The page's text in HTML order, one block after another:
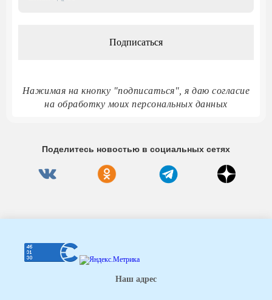
Нажимая на кнопку "подписаться", я даю согласие
на обработку моих персональных данных
Поделитесь новостью в социальных сетях
Наш адрес